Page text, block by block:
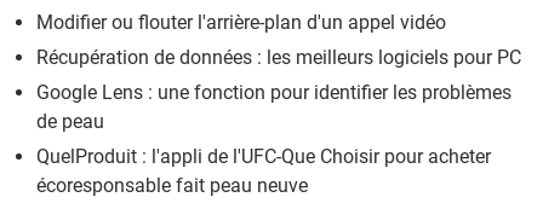
Modifier ou flouter l'arrière-plan d'un appel vidéo
Récupération de données : les meilleurs logiciels pour PC
Google Lens : une fonction pour identifier les problèmes
de peau
QuelProduit : l'appli de l'UFC-Que Choisir pour acheter
écoresponsable fait peau neuve